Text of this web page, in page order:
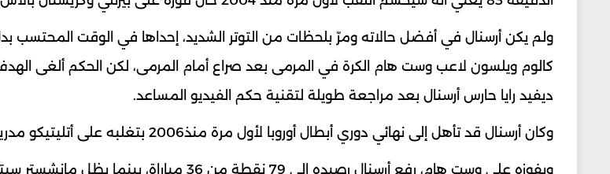
ولم يكن أرسنال في أفضل حالاته ومرّ بلحظات من التوتر الشديد، إحداها في الوقت المحتسب
كالوم ويلسون لاعب وست هام الكرة في المرمى بعد صراع أمام المرمى، لكن الحكم ألغى
ديفيد رايا حارس أرسنال بعد مراجعة طويلة لتقنية حكم الفيديو المساعد.
وكان أرسنال قد تأهل إلى نهائي دوري أبطال أوروبا لأول مرة منذ2006 بتغلبه على أتليتيكو مدريد يوم الثلاثاء.